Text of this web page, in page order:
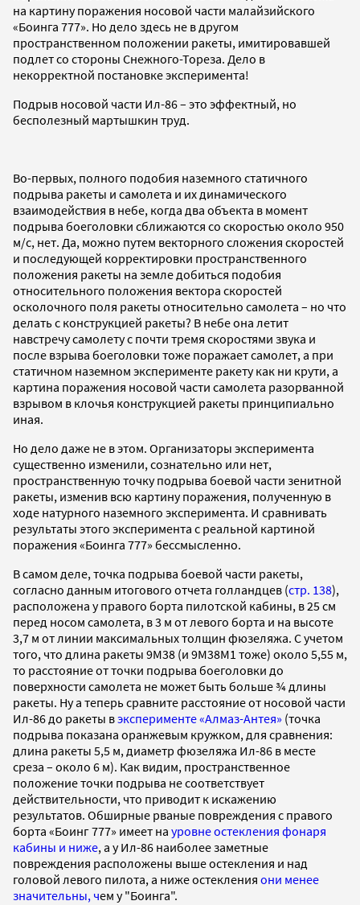
на картину поражения носовой части малайзийского
«Боинга 777». Но дело здесь не в другом
пространственном положении ракеты, имитировавшей
подлет со стороны Снежного-Тореза. Дело в
некорректной постановке эксперимента!
Подрыв носовой части Ил-86 – это эффектный, но
бесполезный мартышкин труд.
Во-первых, полного подобия наземного статичного
подрыва ракеты и самолета и их динамического
взаимодействия в небе, когда два объекта в момент
подрыва боеголовки сближаются со скоростью около 950
м/с, нет. Да, можно путем векторного сложения скоростей
и последующей корректировки пространственного
положения ракеты на земле добиться подобия
относительного положения вектора скоростей
осколочного поля ракеты относительно самолета – но что
делать с конструкцией ракеты? В небе она летит
навстречу самолету с почти тремя скоростями звука и
после взрыва боеголовки тоже поражает самолет, а при
статичном наземном эксперименте ракету как ни крути, а
картина поражения носовой части самолета разорванной
взрывом в клочья конструкцией ракеты принципиально
иная.
Но дело даже не в этом. Организаторы эксперимента
существенно изменили, сознательно или нет,
пространственную точку подрыва боевой части зенитной
ракеты, изменив всю картину поражения, полученную в
ходе натурного наземного эксперимента. И сравнивать
результаты этого эксперимента с реальной картиной
поражения «Боинга 777» бессмысленно.
В самом деле, точка подрыва боевой части ракеты,
согласно данным итогового отчета голландцев (стр. 138),
расположена у правого борта пилотской кабины, в 25 см
перед носом самолета, в 3 м от левого борта и на высоте
3,7 м от линии максимальных толщин фюзеляжа. С учетом
того, что длина ракеты 9М38 (и 9М38М1 тоже) около 5,55 м,
то расстояние от точки подрыва боеголовки до
поверхности самолета не может быть больше ¾ длины
ракеты. Ну а теперь сравните расстояние от носовой части
Ил-86 до ракеты вэксперименте «Алмаз-Антея» (точка
подрыва показана оранжевым кружком, для сравнения:
длина ракеты 5,5 м, диаметр фюзеляжа Ил-86 в месте
среза – около 6 м). Как видим, пространственное
положение точки подрыва не соответствует
действительности, что приводит к искажению
результатов. Обширные рваные повреждения с правого
борта «Боинг 777» имеет на уровне остекления фонаря
кабины и ниже, а у Ил-86 наиболее заметные
повреждения расположены выше остекления и над
головой левого пилота, а ниже остекления они менее
значительны, чем у "Боинга".